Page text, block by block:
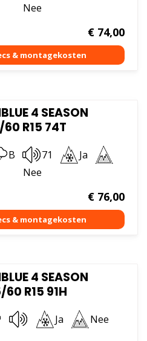
Nee
€74,00
4 SEASON
60 R15 74T
B 71
Ja
Nee
€76,00
4 SEASON
R15 91H
Ja Nee